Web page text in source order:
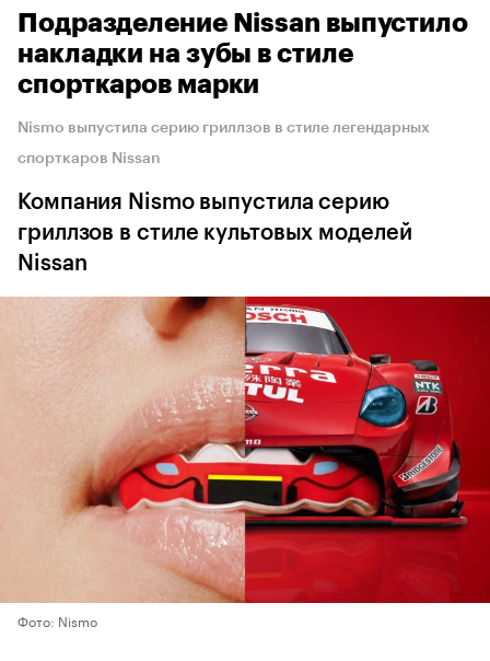
Подразделение Nissan выпустило
накладки на зубы в стиле
спорткаров марки
Nismo выпустила серию гриллзов в стиле легендарных
спорткаров Nissan
Компания Nismo выпустила серию
гриллзов в стиле культовых моделей
Nissan
Фото: Nismo